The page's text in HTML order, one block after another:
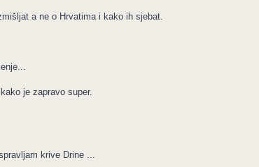
a ne o Hrvatima i kako ih sjebat.
je zapravo super.
krive Drine ...